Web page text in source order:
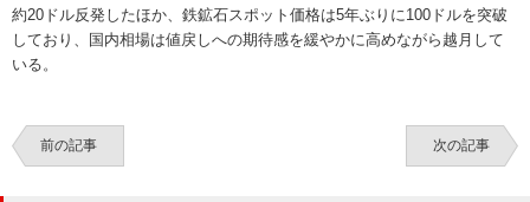
約20ドル反発したほか、鉄鉱石スポット価格は5年ぶりに100ドルを突破
しており、国内相場は値戻しへの期待感を緩やかに高めながら越月して
いる。
前の記事 次の記事